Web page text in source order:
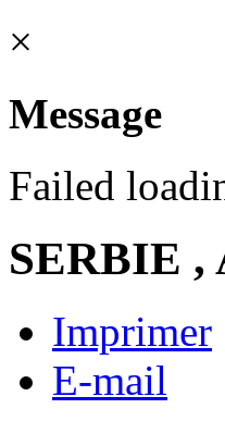
×
Message
Failed
SERBIE ,
Imprimer
E-mail